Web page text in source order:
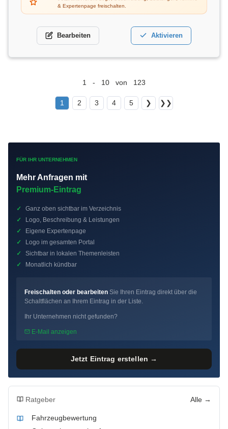
& Expertenpage freischalten.
Bearbeiten Aktivieren
1 - 10 von 123
1 2 3 4 5 ❯ ❯❯
FÜR IHR UNTERNEHMEN
Mehr Anfragen mit
Premium-Eintrag
✓
Ganz oben sichtbar im Verzeichnis
✓
Logo, Beschreibung & Leistungen
✓
Eigene Expertenpage
✓
Logo im gesamten Portal
✓
Sichtbar in lokalen Themenleisten
✓
Monatlich kündbar
Freischalten oder bearbeiten Sie Ihren Eintrag direkt über die
Schaltflächen an Ihrem Eintrag in der Liste.
Ihr Unternehmen nicht gefunden?
E-Mail anzeigen
Jetzt Eintrag erstellen →
Ratgeber Alle →
Fahrzeugbewertung